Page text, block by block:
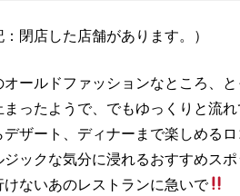
：閉店した店舗があります。）
ールドファッションなところ、と
まったようで、でもゆっくりと流れ
ザート、ディナーまで楽しめるロ
ジックな気分に浸れるおすすめスポ
けないあのレストランに急いで